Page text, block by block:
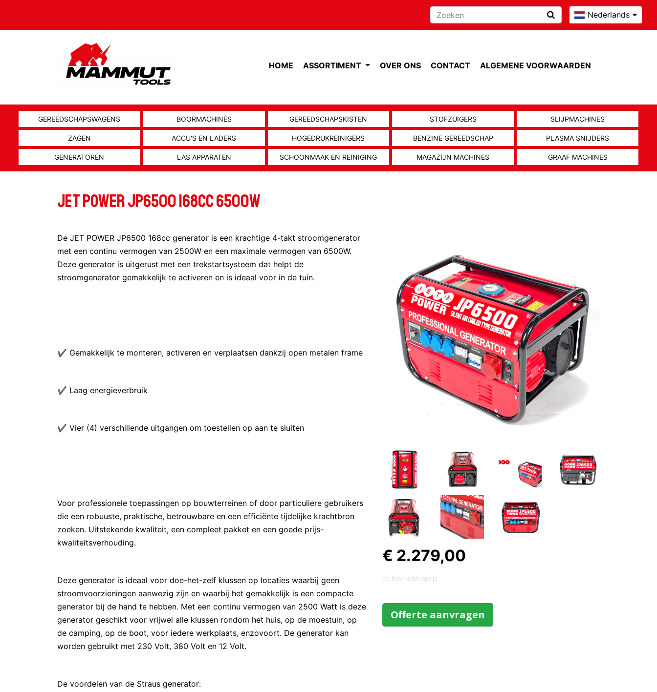
Nederlands
HOME ASSORTIMENT OVER ONS CONTACT ALGEMENE VOORWAARDEN
GEREEDSCHAPSWAGENS BOORMACHINES GEREEDSCHAPSKISTEN STOFZUIGERS SLIJPMACHINES
ZAGEN ACCU'S EN LADERS HOGEDRUKREINIGERS BENZINE GEREEDSCHAP PLASMA SNIJDERS
GENERATOREN LAS APPARATEN SCHOONMAAK EN REINIGING MAGAZIJN MACHINES GRAAF MACHINES
JET POWER JP6500 168CC 6500W
€ 2.279,00
ex. btw / adviesprijs
Offerte aanvragen
De JET POWER JP6500 168cc generator is een krachtige 4-takt stroomgenerator
met een continu vermogen van 2500W en een maximale vermogen van 6500W.
Deze generator is uitgerust met een trekstartsysteem dat helpt de
stroomgenerator gemakkelijk te activeren en is ideaal voor in de tuin.
✔ Gemakkelijk te monteren, activeren en verplaatsen dankzij open metalen frame
✔ Laag energieverbruik
✔ Vier (4) verschillende uitgangen om toestellen op aan te sluiten
Voor professionele toepassingen op bouwterreinen of door particuliere gebruikers
die een robuuste, praktische, betrouwbare en een efficiënte tijdelijke krachtbron
zoeken. Uitstekende kwaliteit, een compleet pakket en een goede prijs-
kwaliteitsverhouding.
Deze generator is ideaal voor doe-het-zelf klussen op locaties waarbij geen
stroomvoorzieningen aanwezig zijn en waarbij het gemakkelijk is een compacte
generator bij de hand te hebben. Met een continu vermogen van 2500 Watt is deze
generator geschikt voor vrijwel alle klussen rondom het huis, op de moestuin, op
de camping, op de boot, voor iedere werkplaats, enzovoort. De generator kan
worden gebruikt met 230 Volt, 380 Volt en 12 Volt.
De voordelen van de Straus generator: